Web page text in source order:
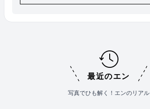
最近のエン
写真でひも解く！エンのリアル